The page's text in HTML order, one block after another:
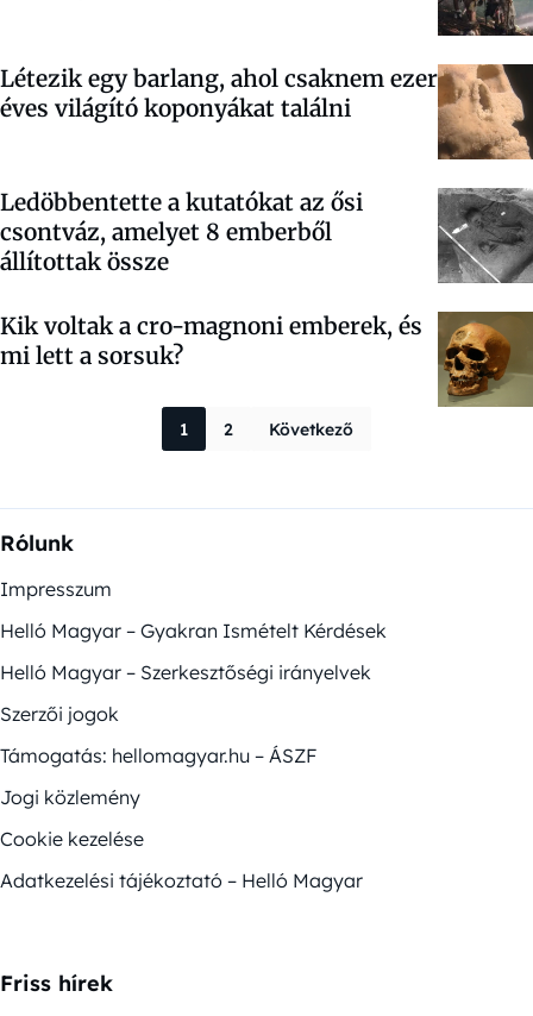
Létezik egy barlang, ahol csaknem ezer
éves világító koponyákat találni
Ledöbbentette a kutatókat az ősi
csontváz, amelyet 8 emberből
állítottak össze
Kik voltak a cro-magnoni emberek, és
mi lett a sorsuk?
Bejegyzések
1 2 Következő
Rólunk
Impresszum
Helló Magyar – Gyakran Ismételt Kérdések
Helló Magyar – Szerkesztőségi irányelvek
Szerzői jogok
Támogatás: hellomagyar.hu – ÁSZF
Jogi közlemény
Cookie kezelése
Adatkezelési tájékoztató – Helló Magyar
Friss hírek